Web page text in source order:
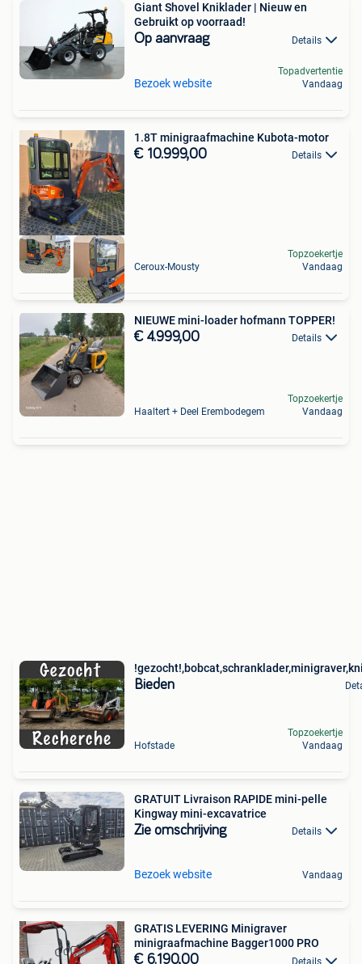
Giant Shovel Kniklader | Nieuw en
Gebruikt op voorraad!
Op aanvraag Details
Bezoek website
Topadvertentie
Vandaag
1.8T minigraafmachine Kubota-motor
€ 10.999,00 Details
Ceroux-Mousty
Topzoekertje
Vandaag
NIEUWE mini-loader hofmann TOPPER!
€ 4.999,00 Details
Haaltert + Deel Erembodegem
Topzoekertje
Vandaag
Bieden
Hofstade
Topzoekertje
Vandaag
GRATUIT Livraison RAPIDE mini-pelle
Kingway mini-excavatrice
Zie omschrijving Details
Bezoek website Vandaag
GRATIS LEVERING Minigraver
minigraafmachine Bagger1000 PRO
€ 6.190,00 Details